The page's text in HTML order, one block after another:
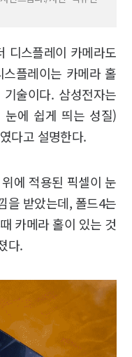
디스플레이 카메라도
플레이는 카메라 홀
술이다. 삼성전자는
눈에 쉽게 띄는 성질)
다고 설명한다.
에 적용된 픽셀이 눈
을 받았는데, 폴드4는
카메라 홀이 있는 것
다.